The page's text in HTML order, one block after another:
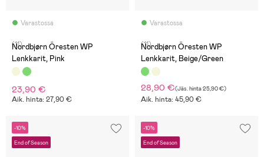
Varastossa
(11)
Nordbjørn Öresten WP
Lenkkarit, Pink
23,90 €
Aik. hinta: 27,90 €
Varastossa
(11)
Nordbjørn Öresten WP
Lenkkarit, Beige/Green
28,90 €(Jäs. hinta25,90 €)
Aik. hinta: 45,90 €
-10%
End of Season
-10%
End of Season